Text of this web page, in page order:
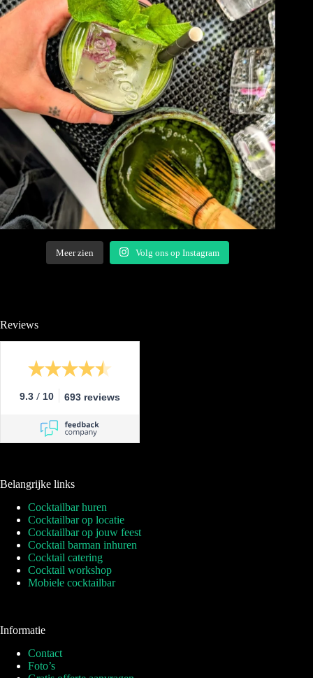
Meer zien Volg ons op Instagram
Reviews
9.3 / 10 693 reviews
Belangrijke links
Cocktailbar huren
Cocktailbar op locatie
Cocktailbar op jouw feest
Cocktail barman inhuren
Cocktail catering
Cocktail workshop
Mobiele cocktailbar
Informatie
Contact
Foto’s